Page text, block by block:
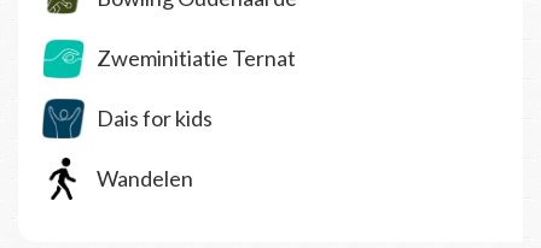
Zweminitiatie Ternat
Dais for kids
Wandelen